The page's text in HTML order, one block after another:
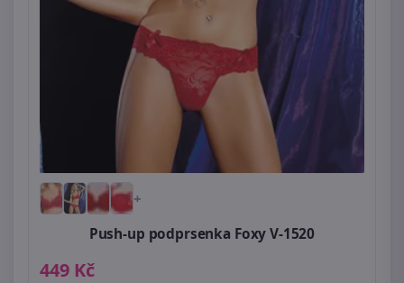
+
Push-up podprsenka Foxy V-1520
449 Kč